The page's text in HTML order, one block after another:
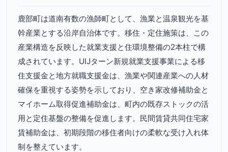
鹿部町は道南有数の漁師町として、漁業と温泉観光を基
幹産業とする沿岸自治体です。移住・定住施策は、この
産業構造を反映した就業支援と住環境整備の2本柱で構
成されています。UIJターン新規就業支援事業による移
住支援金と地方就職支援金は、漁業や関連産業への人材
確保を重視する姿勢を示しており、空き家改修補助金と
マイホーム取得促進補助金は、町内の既存ストックの活
用と定住基盤の整備を促進します。民間賃貸共同住宅家
賃補助金は、初期段階の移住者向けの柔軟な受け入れ体
制を整えています。